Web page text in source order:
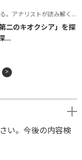
リストが読み解くテーマの本質
二のキオクシア」を探
...
い。今後の内容検